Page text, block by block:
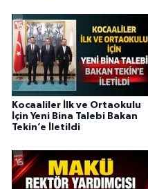
Kocaaliler İlk ve Ortaokulu
İçin Yeni Bina Talebi Bakan
Tekin’e İletildi